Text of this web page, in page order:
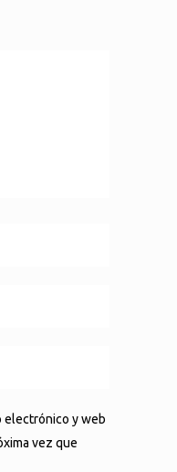
electrónico y web
vez que